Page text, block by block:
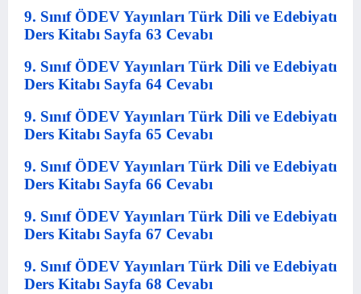
9. Sınıf ÖDEV Yayınları Türk Dili ve Edebiyatı
Ders Kitabı Sayfa 63 Cevabı
9. Sınıf ÖDEV Yayınları Türk Dili ve Edebiyatı
Ders Kitabı Sayfa 64 Cevabı
9. Sınıf ÖDEV Yayınları Türk Dili ve Edebiyatı
Ders Kitabı Sayfa 65 Cevabı
9. Sınıf ÖDEV Yayınları Türk Dili ve Edebiyatı
Ders Kitabı Sayfa 66 Cevabı
9. Sınıf ÖDEV Yayınları Türk Dili ve Edebiyatı
Ders Kitabı Sayfa 67 Cevabı
9. Sınıf ÖDEV Yayınları Türk Dili ve Edebiyatı
Ders Kitabı Sayfa 68 Cevabı